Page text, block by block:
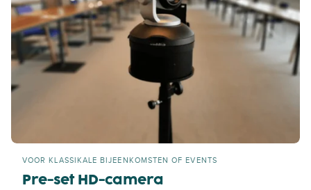
VOOR KLASSIKALE BIJEENKOMSTEN OF EVENTS
Pre-set HD-camera